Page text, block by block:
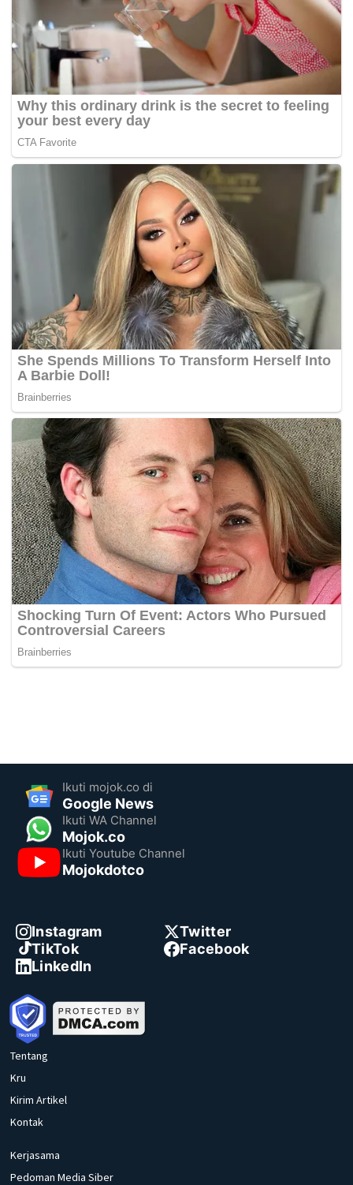
Ikuti mojok.co di
Google News
Ikuti WA Channel
Mojok.co
Ikuti Youtube Channel
Mojokdotco
Instagram
Twitter
TikTok
Facebook
LinkedIn
Tentang
Kru
Kirim Artikel
Kontak
Kerjasama
Pedoman Media Siber